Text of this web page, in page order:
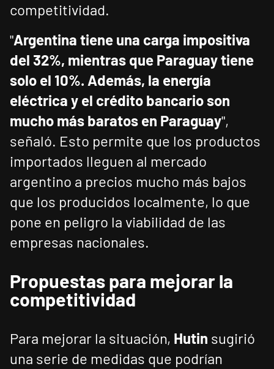
competitividad.
"Argentina tiene una carga impositiva
del 32%, mientras que Paraguay tiene
solo el 10%. Además, la energía
eléctrica y el crédito bancario son
mucho más baratos en Paraguay",
señaló. Esto permite que los productos
importados lleguen al mercado
argentino a precios mucho más bajos
que los producidos localmente, lo que
pone en peligro la viabilidad de las
empresas nacionales.
Propuestas para mejorar la
competitividad
Para mejorar la situación, Hutin sugirió
una serie de medidas que podrían